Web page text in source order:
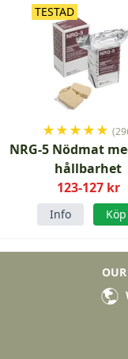
★★★★★
NRG-5 Nödmat
hållbarhet
123-127 kr
TESTAD
Info Köp